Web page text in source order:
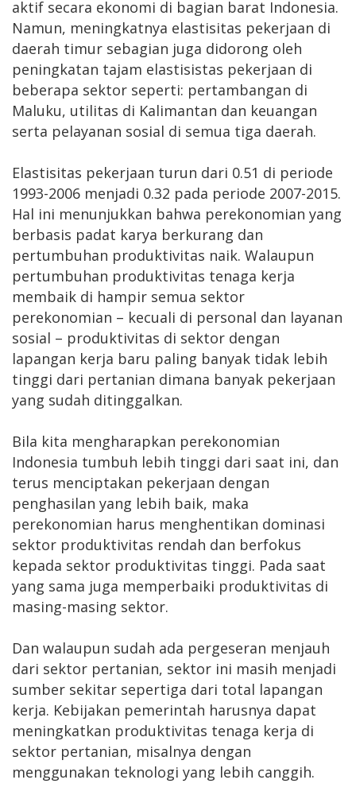
aktif secara ekonomi di bagian barat Indonesia.
Namun, meningkatnya elastisitas pekerjaan di
daerah timur sebagian juga didorong oleh
peningkatan tajam elastisistas pekerjaan di
beberapa sektor seperti: pertambangan di
Maluku, utilitas di Kalimantan dan keuangan
serta pelayanan sosial di semua tiga daerah.
Elastisitas pekerjaan turun dari 0.51 di periode
1993-2006 menjadi 0.32 pada periode 2007-2015.
Hal ini menunjukkan bahwa perekonomian yang
berbasis padat karya berkurang dan
pertumbuhan produktivitas naik. Walaupun
pertumbuhan produktivitas tenaga kerja
membaik di hampir semua sektor
perekonomian – kecuali di personal dan layanan
sosial – produktivitas di sektor dengan
lapangan kerja baru paling banyak tidak lebih
tinggi dari pertanian dimana banyak pekerjaan
yang sudah ditinggalkan.
Bila kita mengharapkan perekonomian
Indonesia tumbuh lebih tinggi dari saat ini, dan
terus menciptakan pekerjaan dengan
penghasilan yang lebih baik, maka
perekonomian harus menghentikan dominasi
sektor produktivitas rendah dan berfokus
kepada sektor produktivitas tinggi. Pada saat
yang sama juga memperbaiki produktivitas di
masing-masing sektor.
Dan walaupun sudah ada pergeseran menjauh
dari sektor pertanian, sektor ini masih menjadi
sumber sekitar sepertiga dari total lapangan
kerja. Kebijakan pemerintah harusnya dapat
meningkatkan produktivitas tenaga kerja di
sektor pertanian, misalnya dengan
menggunakan teknologi yang lebih canggih.